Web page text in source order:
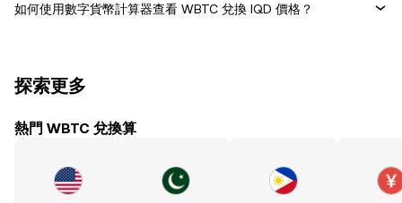
如何使用數字貨幣計算器查看 WBTC 兌換 IQD 價格？
探索更多
熱門 WBTC 兌換算